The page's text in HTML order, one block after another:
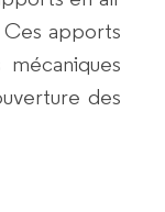
Ces apports
des